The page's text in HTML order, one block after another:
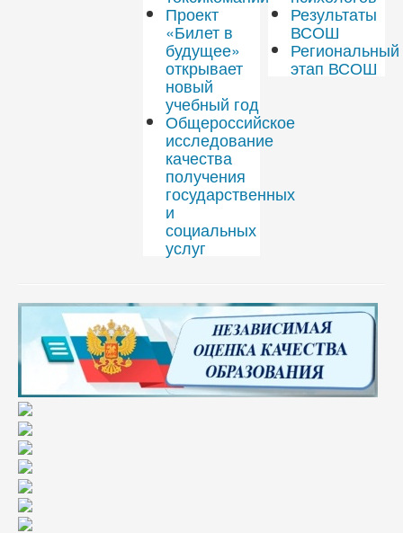
Проект
«Билет в
будущее»
открывает
новый
учебный год
Общероссийское
исследование
качества
получения
государственных
и
социальных
услуг
Результаты
ВСОШ
Региональный
этап ВСОШ